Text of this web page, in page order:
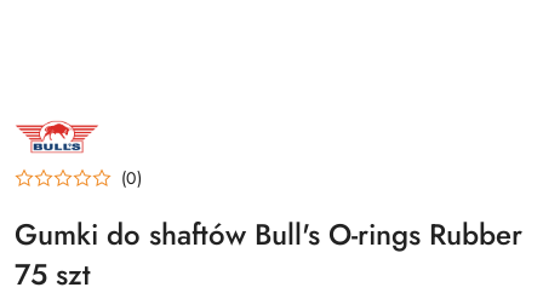
NAZWA
PRODUCENTA:
BULL'S
NL (0)
Gumki do shaftów Bull's O-rings Rubber
75 szt